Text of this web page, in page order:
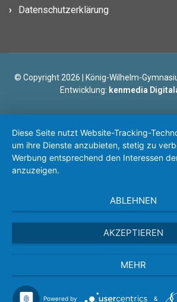
Datenschutzerklärung
© Copyright 2026 | König-Wilhelm-
Entwicklung: kenmedia
Diese Seite nutzt Website-Tracking-
um ihre Dienste anzubieten, stetig zu
Werbung entsprechend den Interessen
anzuzeigen.
ABLEHNEN
AKZEPTIEREN
MEHR
Powered by &